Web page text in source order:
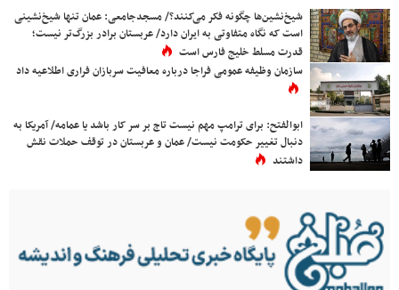
شیخ‌نشین‌ها چگونه فکر می‌کنند؟/ مسجدجامعی: عمان تنها شیخ‌نشینی
است که نگاه متفاوتی به ایران دارد/ عربستان برادر بزرگ‌تر نیست؛
قدرت مسلط خلیج فارس است
سازمان وظیفه عمومی فراجا درباره معافیت سربازان فراری اطلاعیه داد
ابوالفتح: برای ترامپ مهم نیست تاج بر سر کار باشد یا عمامه/ آمریکا به
دنبال تغییر حکومت نیست/ عمان و عربستان در توقف حملات نقش
داشتند